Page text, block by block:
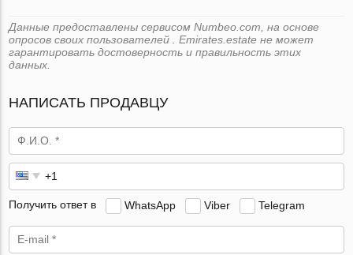
Данные предоставлены сервисом Numbeo.com, на основе
опросов своих пользователей . Emirates.estate не может
гарантировать достоверность и правильность этих
данных.
НАПИСАТЬ ПРОДАВЦУ
Получить ответ в WhatsApp Viber Telegram